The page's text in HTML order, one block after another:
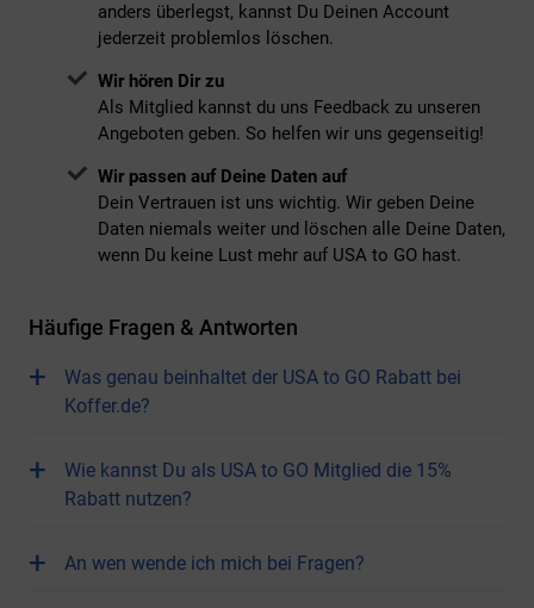
anders überlegst, kannst Du Deinen Account
jederzeit problemlos löschen.
Wir hören Dir zu
Als Mitglied kannst du uns Feedback zu unseren
Angeboten geben. So helfen wir uns gegenseitig!
Wir passen auf Deine Daten auf
Dein Vertrauen ist uns wichtig. Wir geben Deine
Daten niemals weiter und löschen alle Deine Daten,
wenn Du keine Lust mehr auf USA to GO hast.
Häufige Fragen & Antworten
+
Was genau beinhaltet der USA to GO Rabatt bei
Koffer.de?
+
Wie kannst Du als USA to GO Mitglied die 15%
Rabatt nutzen?
+ An wen wende ich mich bei Fragen?